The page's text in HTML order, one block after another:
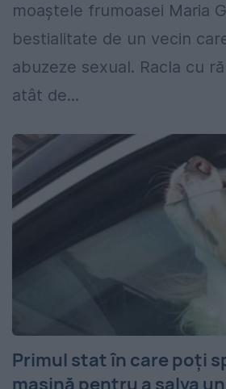
moaştele frumoasei Maria
bestialitate de un vecin
abuzeze sexual. Racla cu
atât de...
Primul stat în care poți